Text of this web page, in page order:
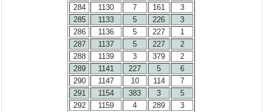
284
1130 7 161
3
285
1133 5 226
3
286
1136 5 227
1
287
1137 5 227
2
288
1139 3 379
2
289
1141 227 5
6
290
1147 10 114
7
291
1154 383 3
5
292
1159 4 289
3